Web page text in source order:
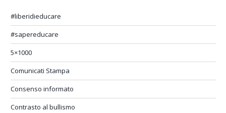
#liberidieducare
#sapereducare
5×1000
Comunicati Stampa
Consenso informato
Contrasto al bullismo